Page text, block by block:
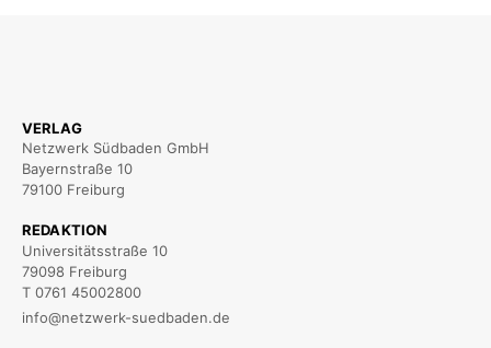
VERLAG
Netzwerk Südbaden GmbH
Bayernstraße 10
79100 Freiburg
REDAKTION
Universitätsstraße 10
79098 Freiburg
T 0761 45002800
info@netzwerk-suedbaden.de